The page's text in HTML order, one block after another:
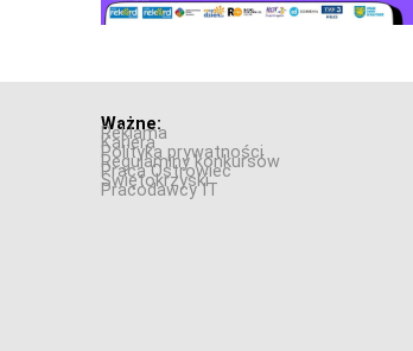
Ważne:
Reklama
Kariera
Polityka prywatności
Regulaminy konkursów
Praca Ostrowiec
Świętokrzyski
Pracodawcy IT